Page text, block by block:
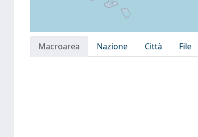
Macroarea Nazione Città File